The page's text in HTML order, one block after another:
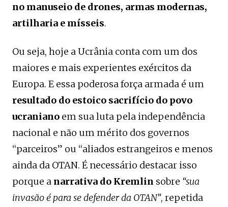
no manuseio de drones, armas modernas,
artilharia e mísseis.
Ou seja, hoje a Ucrânia conta com um dos
maiores e mais experientes exércitos da
Europa. E essa poderosa força armada é um
resultado do estoico sacrifício do povo
ucraniano em sua luta pela independência
nacional e não um mérito dos governos
“parceiros” ou “aliados estrangeiros e menos
ainda da OTAN. É necessário destacar isso
porque a narrativa do Kremlin sobre “sua
invasão é para se defender da OTAN”, repetida